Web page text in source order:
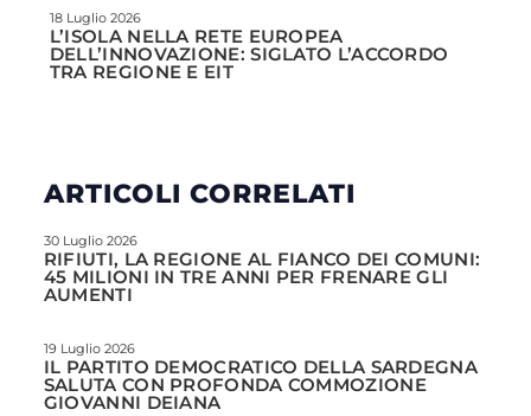
18 Luglio 2026
L’ISOLA NELLA RETE EUROPEA
DELL’INNOVAZIONE: SIGLATO L’ACCORDO
TRA REGIONE E EIT
ARTICOLI CORRELATI
30 Luglio 2026
RIFIUTI, LA REGIONE AL FIANCO DEI COMUNI:
45 MILIONI IN TRE ANNI PER FRENARE GLI
AUMENTI
19 Luglio 2026
IL PARTITO DEMOCRATICO DELLA SARDEGNA
SALUTA CON PROFONDA COMMOZIONE
GIOVANNI DEIANA